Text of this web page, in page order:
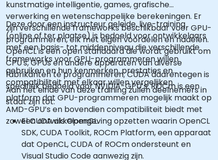
kunstmatige intelligentie, games, grafische
verwerking en wetenschappelijke berekeningen. Er
zijn verschillende frameworks beschikbaar voor GPU-
programmeren, elk met eigen voordelen en nadelen.
OpenCL is een open standaard die wordt gebruikt om
CPU's, GPUs en andere apparaten van diverse
fabrikanten te programmeren; CUDA daarentegen is
specifiek bedoeld voor NVIDIA-GPU’s. ROCm is een
platform dat GPU-programmeren mogelijk maakt op
AMD-GPU’s en bovendien compatibiliteit biedt met
zowel CUDA als OpenCL.
Deze door een instructeur geleide, live-training
(online of ter plaatse) is bedoeld voor ontwikkelaars
met een basis- tot middenniveau die verschillende
frameworks voor GPU-programmeren willen
gebruiken en hun kenmerken, prestaties en
compatibiliteit met elkaar willen vergelijken.
Aan het einde van deze training zullen deelnemers in
staat zijn tot:
Een ontwikkelomgeving opzetten waarin OpenCL
SDK, CUDA Toolkit, ROCm Platform, een apparaat
dat OpenCL, CUDA of ROCm ondersteunt en
Visual Studio Code aanwezig zijn.